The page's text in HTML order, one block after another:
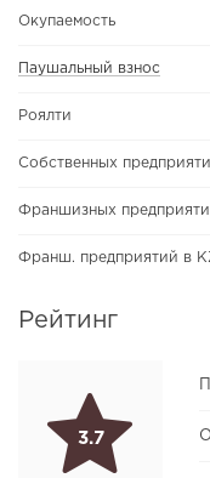
Окупаемость
Паушальный взнос
Роялти
Собственных
Франшизных
Франш. предприятий в
Рейтинг
3.7